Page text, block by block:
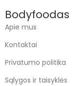
Bodyfoodas
Apie mus
Kontaktai
Privatumo politika
Sąlygos ir taisyklės